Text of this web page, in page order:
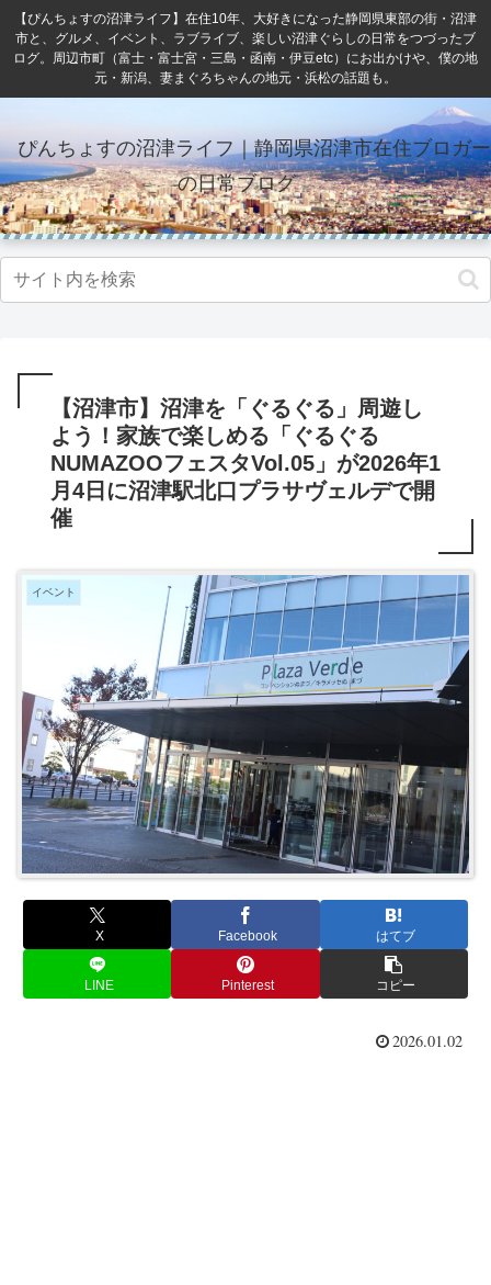
【ぴんちょすの沼津ライフ】在住10年、大好きになった静岡県東部の街・沼津
市と、グルメ、イベント、ラブライブ、楽しい沼津ぐらしの日常をつづったブ
ログ。周辺市町（富士・富士宮・三島・函南・伊豆etc）にお出かけや、僕の地
元・新潟、妻まぐろちゃんの地元・浜松の話題も。
ぴんちょすの沼津ライフ｜静岡県沼津市在住ブロガー
の日常ブログ
【沼津市】沼津を「ぐるぐる」周遊し
よう！家族で楽しめる「ぐるぐる
NUMAZOOフェスタVol.05」が2026年1
月4日に沼津駅北口プラサヴェルデで開
催
イベント
X Facebook はてブ
LINE Pinterest コピー
2026.01.02